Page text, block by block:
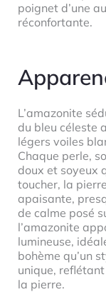
poignet d’une
réconfortante.
L’amazonite
du bleu céleste
légers voiles
Chaque perle,
doux et soyeux
toucher, la
apaisante,
de calme posé
l’amazonite
lumineuse,
bohème qu’un
unique,
la pierre.